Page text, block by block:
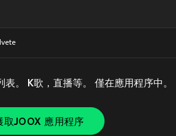
。 K歌，直播等。 僅在應用程序中。
取JOOX 應用程序